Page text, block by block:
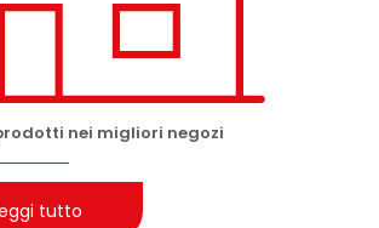
nei migliori negozi
tutto